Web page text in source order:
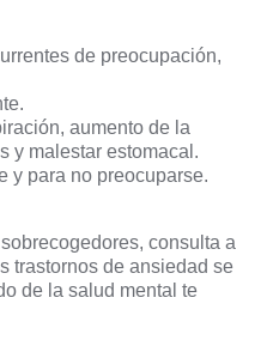
de preocupación,
aumento de la
y malestar estomacal.
y para no preocuparse.
consulta a
trastornos de ansiedad se
de la salud mental te